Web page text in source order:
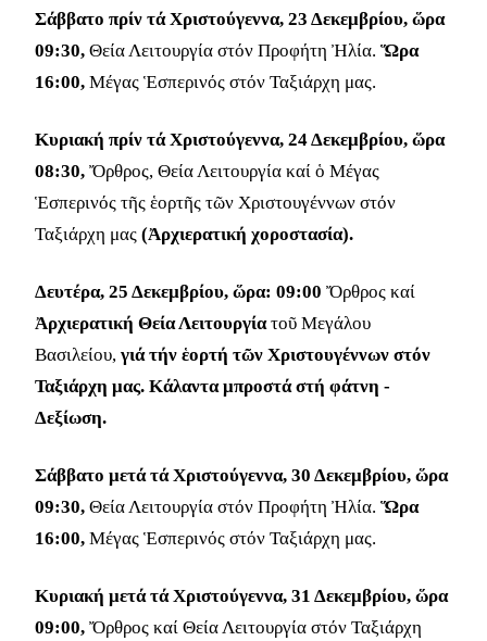
Σάββατο πρίν τά Χριστούγεννα, 23 Δεκεμβρίου, ὥρα
09:30, Θεία Λειτουργία στόν Προφήτη Ἠλία. Ὥρα
16:00, Μέγας Ἑσπερινός στόν Ταξιάρχη μας.
Κυριακή πρίν τά Χριστούγεννα, 24 Δεκεμβρίου, ὥρα
08:30, Ὄρθρος, Θεία Λειτουργία καί ὁ Μέγας
Ἑσπερινός τῆς ἑορτῆς τῶν Χριστουγέννων στόν
Ταξιάρχη μας (Ἀρχιερατική χοροστασία).
Δευτέρα, 25 Δεκεµβρίου, ὥρα: 09:00 Ὄρθρος καί
Ἀρχιερατική Θεία Λειτουργίατοῦ Μεγάλου
Βασιλείου, γιά τήν ἑορτή τῶν Χριστουγέννων στόν
Ταξιάρχη μας. Κάλαντα μπροστά στή φάτνη -
Δεξίωση.
Σάββατο μετά τά Χριστούγεννα, 30 Δεκεμβρίου, ὥρα
09:30, Θεία Λειτουργία στόν Προφήτη Ἠλία. Ὥρα
16:00, Μέγας Ἑσπερινός στόν Ταξιάρχη μας.
Κυριακή μετά τά Χριστούγεννα, 31 Δεκεμβρίου, ὥρα
09:00, Ὄρθρος καί Θεία Λειτουργία στόν Ταξιάρχη